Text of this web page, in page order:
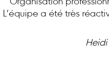
Organisation
L’équipe a été très